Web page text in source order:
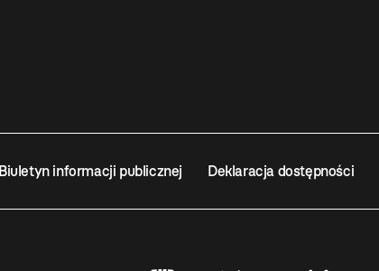
Biuletyn informacji publicznej Deklaracja dostępności